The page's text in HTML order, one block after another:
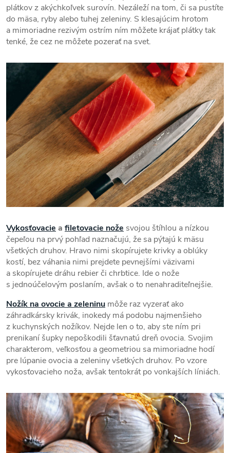
plátkov z akýchkoľvek surovín. Nezáleží na tom, či sa pustíte
do mäsa, ryby alebo tuhej zeleniny. S klesajúcim hrotom
a mimoriadne rezivým ostrím ním môžete krájať plátky tak
tenké, že cez ne môžete pozerať na svet.
Vykosťovacie a filetovacie nože svojou štíhlou a nízkou
čepeľou na prvý pohľad naznačujú, že sa pýtajú k mäsu
všetkých druhov. Hravo nimi skopírujete krivky a oblúky
kostí, bez váhania nimi prejdete pevnejšími väzivami
a skopírujete dráhu rebier či chrbtice. Ide o nože
s jednoúčelovým poslaním, avšak o to nenahraditeľnejšie.
Nožík na ovocie a zeleninu môže raz vyzerať ako
záhradkársky krivák, inokedy má podobu najmenšieho
z kuchynských nožíkov. Nejde len o to, aby ste ním pri
prenikaní šupky nepoškodili šťavnatú dreň ovocia. Svojim
charakterom, veľkosťou a geometriou sa mimoriadne hodí
pre lúpanie ovocia a zeleniny všetkých druhov. Po vzore
vykosťovacieho noža, avšak tentokrát po vonkajších líniách.